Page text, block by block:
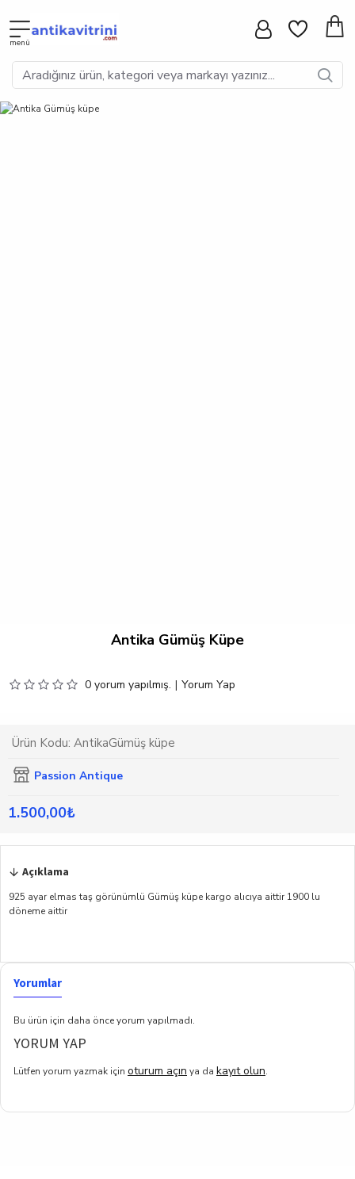
Antika Gümüş Küpe
0 yorum yapılmış. | Yorum Yap
1.500,00₺
Ürün Kodu: AntikaGümüş küpe
Passion Antique
Açıklama
925 ayar elmas taş görünümlü Gümüş küpe kargo alıcıya aittir 1900 lu
döneme aittir
Yorumlar
Bu ürün için daha önce yorum yapılmadı.
YORUM YAP
Lütfen yorum yazmak için oturum açın ya da kayıt olun.